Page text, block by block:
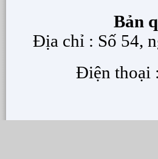
Bản
Địa chỉ : Số 54,
Điện thoại